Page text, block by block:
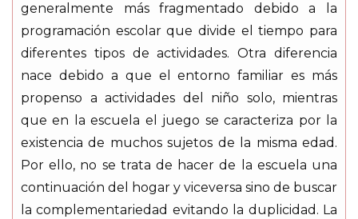
generalmente más fragmentado debido a la
programación escolar que divide el tiempo para
diferentes tipos de actividades. Otra diferencia
nace debido a que el entorno familiar es más
propenso a actividades del niño solo, mientras
que en la escuela el juego se caracteriza por la
existencia de muchos sujetos de la misma edad.
Por ello, no se trata de hacer de la escuela una
continuación del hogar y viceversa sino de buscar
la complementariedad evitando la duplicidad. La